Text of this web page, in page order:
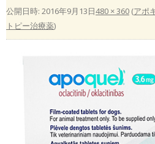
公開日時: 2016年9月13日480 × 360 (アポ
トピー治療薬)